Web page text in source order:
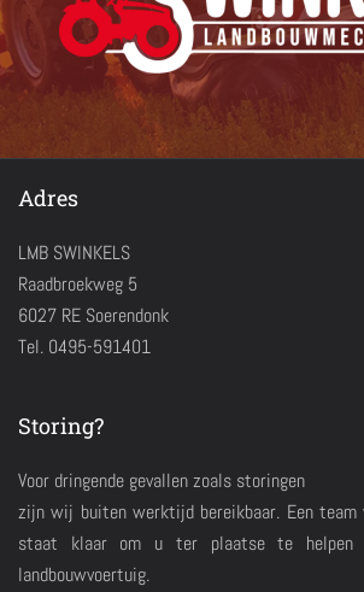
Adres
LMB SWINKELS
Raadbroekweg 5
6027 RE Soerendonk
Tel. 0495-591401
Storing?
Voor dringende gevallen zoals storingen
zijn wij buiten werktijd bereikbaar. Een team
staat klaar om u ter plaatse te
landbouwvoertuig.